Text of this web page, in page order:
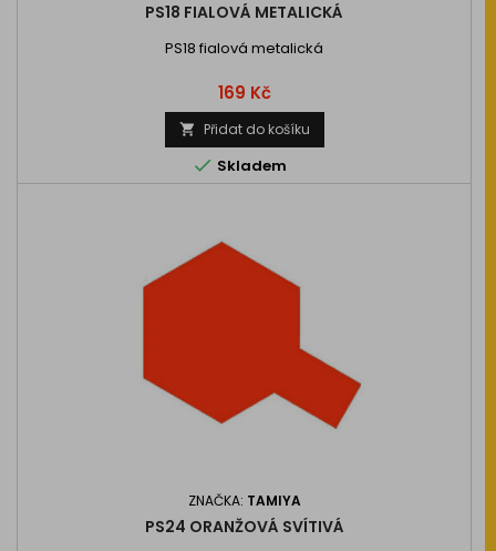
PS18 FIALOVÁ METALICKÁ
PS18 fialová metalická
Cena
169 Kč
 Přidat do košíku
 Skladem
ZNAČKA: TAMIYA
PS24 ORANŽOVÁ SVÍTIVÁ